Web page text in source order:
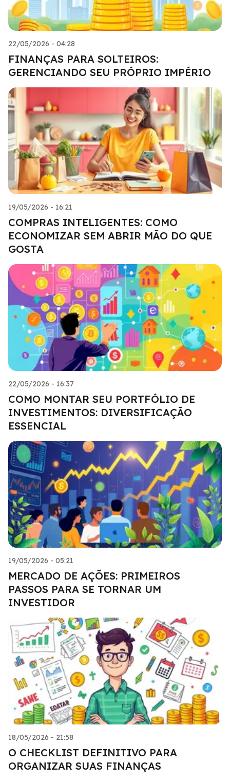
22/05/2026 - 04:28
FINANÇAS PARA SOLTEIROS:
GERENCIANDO SEU PRÓPRIO IMPÉRIO
19/05/2026 - 16:21
COMPRAS INTELIGENTES: COMO
ECONOMIZAR SEM ABRIR MÃO DO QUE
GOSTA
22/05/2026 - 16:37
COMO MONTAR SEU PORTFÓLIO DE
INVESTIMENTOS: DIVERSIFICAÇÃO
ESSENCIAL
19/05/2026 - 05:21
MERCADO DE AÇÕES: PRIMEIROS
PASSOS PARA SE TORNAR UM
INVESTIDOR
18/05/2026 - 21:58
O CHECKLIST DEFINITIVO PARA
ORGANIZAR SUAS FINANÇAS